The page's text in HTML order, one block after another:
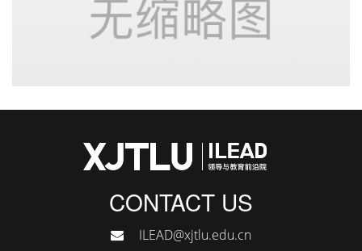
CONTACT US
ILEAD@xjtlu.edu.cn